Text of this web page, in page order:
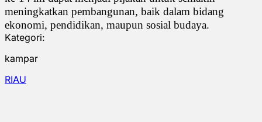
meningkatkan pembangunan, baik dalam bidang
ekonomi, pendidikan, maupun sosial budaya.
Kategori:
kampar
RIAU